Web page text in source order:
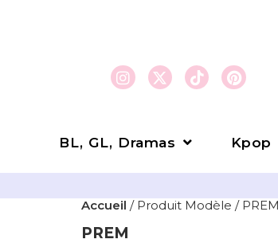
BL, GL, Dramas Kpop
Accueil / Produit Modèle / PREM
PREM